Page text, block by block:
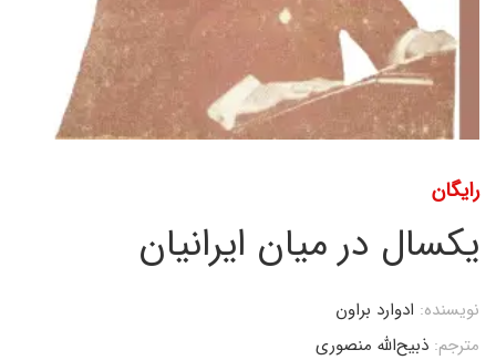
رایگان
یکسال در میان ایرانیان
نویسنده: ادوارد براون
مترجم: ذبیح‌الله منصوری